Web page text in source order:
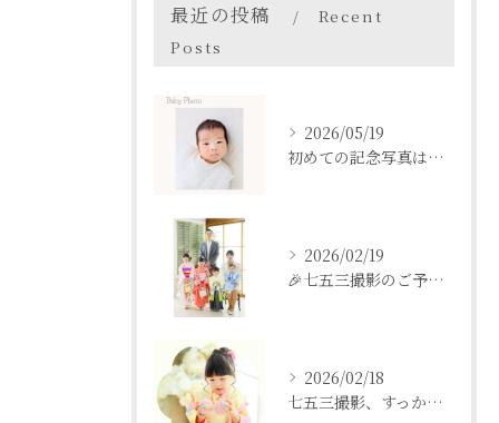
最近の投稿
Recent
Posts
2026/05/19
初めての記念写真はは、DEAR STUDIOで。
2026/02/19
🎉七五三撮影のご予約をご検討中の方へ🎉
2026/02/18
七五三撮影、すっかり忘れてた💦という方も